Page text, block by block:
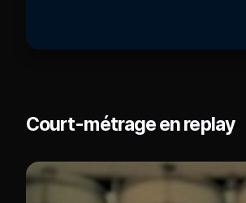
Court-métrage en replay